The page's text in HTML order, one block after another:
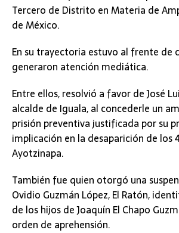
Tercero de Distrito en Materia de
de México.
En su trayectoria estuvo al frente de
generaron atención mediática.
Entre ellos, resolvió a favor de José
alcalde de Iguala, al concederle un
prisión preventiva justificada por su
implicación en la desaparición de los
Ayotzinapa.
También fue quien otorgó una
Ovidio Guzmán López, El Ratón,
de los hijos de Joaquín El Chapo
orden de aprehensión.